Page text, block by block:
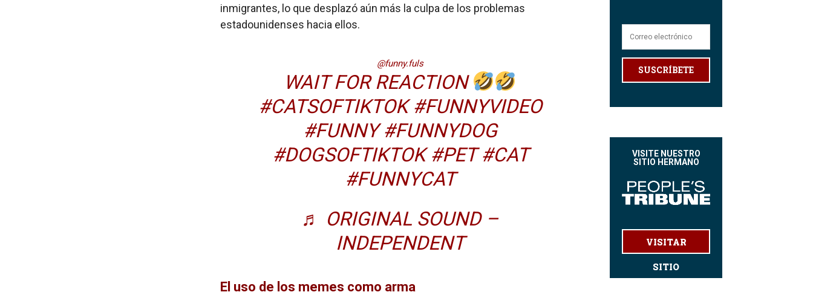
inmigrantes, lo que desplazó aún más la culpa de los problemas
estadounidenses hacia ellos.
@funny.fuls
WAIT FOR REACTION
#CATSOFTIKTOK #FUNNYVIDEO
#FUNNY #FUNNYDOG
#DOGSOFTIKTOK #PET #CAT
#FUNNYCAT
♬ ORIGINAL SOUND –
INDEPENDENT
El uso de los memes como arma
SUSCRÍBETE
VISITE NUESTRO
SITIO HERMANO
VISITAR
SITIO